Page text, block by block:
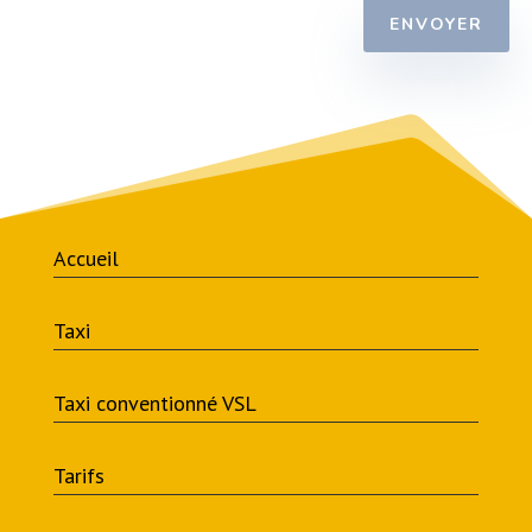
ENVOYER
Accueil
Taxi
Taxi conventionné VSL
Tarifs